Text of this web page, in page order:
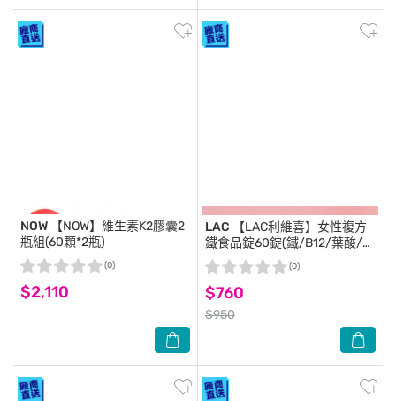
NOW 【NOW】維生素K2膠囊2
瓶組(60顆*2瓶)
$2,110
(0)
LAC 【LAC利維喜】女性複方
鐵食品錠60錠(鐵/B12/葉酸/素
食可)
$760
$950
(0)